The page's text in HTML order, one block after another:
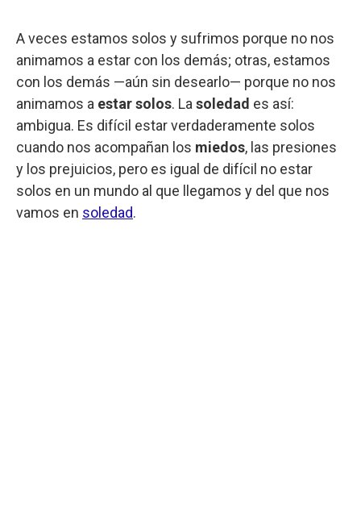
A veces estamos solos y sufrimos porque no nos
animamos a estar con los demás; otras, estamos
con los demás —aún sin desearlo— porque no nos
animamos a estar solos. La soledad es así:
ambigua. Es difícil estar verdaderamente solos
cuando nos acompañan los miedos, las presiones
y los prejuicios, pero es igual de difícil no estar
solos en un mundo al que llegamos y del que nos
vamos en soledad.